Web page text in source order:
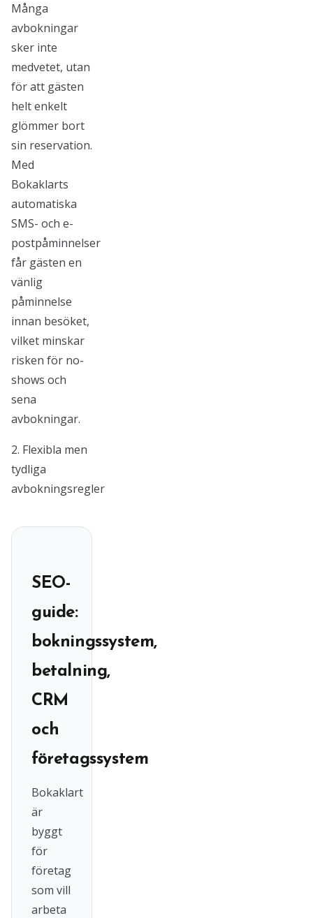
Många
avbokningar
sker inte
medvetet, utan
för att gästen
helt enkelt
glömmer bort
sin reservation.
Med
Bokaklarts
automatiska
SMS- och e-
postpåminnelser
får gästen en
vänlig
påminnelse
innan besöket,
vilket minskar
risken för no-
shows och
sena
avbokningar.
2. Flexibla men
tydliga
avbokningsregler
SEO-
guide:
bokningssystem,
betalning,
CRM
och
företagssystem
Bokaklart
är
byggt
för
företag
som vill
arbeta